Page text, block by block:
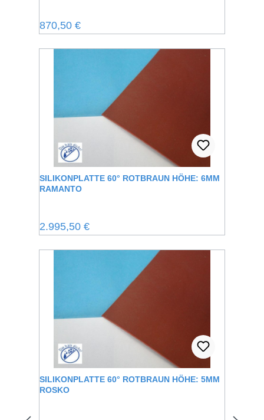
Regulärer Preis:
870,50 €
SILIKONPLATTE 60° ROTBRAUN HÖHE: 6MM
RAMANTO
Regulärer Preis:
2.995,50 €
SILIKONPLATTE 60° ROTBRAUN HÖHE: 5MM
ROSKO